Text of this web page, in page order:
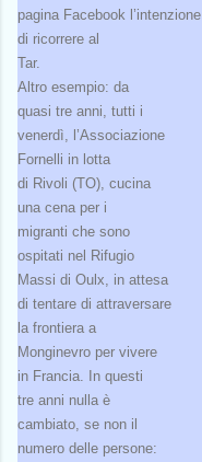
pagina Facebook l’intenzione
di ricorrere al
Tar.
Altro esempio: da
quasi tre anni, tutti i
venerdì, l’Associazione
Fornelli in lotta
di Rivoli (TO), cucina
una cena per i
migranti che sono
ospitati nel Rifugio
Massi di Oulx, in attesa
di tentare di attraversare
la frontiera a
Monginevro per vivere
in Francia. In questi
tre anni nulla è
cambiato, se non il
numero delle persone: